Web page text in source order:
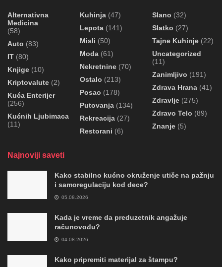
Alternativna
Medicina
(58)
Auto (83)
IT (80)
Knjige (10)
Kriptovalute (2)
Kuća Enterijer
(256)
Kućnih Ljubimaca
(11)
Kuhinja (47)
Lepota (141)
Misli (50)
Moda (61)
Nekretnine (70)
Ostalo (213)
Posao (178)
Putovanja (134)
Rekreacija (27)
Restorani (6)
Slano (32)
Slatko (27)
Tajne Kuhinje (22)
Uncategorized
(11)
Zanimljivo (191)
Zdrava Hrana (41)
Zdravlje (275)
Zdravo Telo (89)
Znanje (5)
Najnoviji saveti
Kako stabilno kućno okruženje utiče na pažnju
i samoregulaciju kod dece?
05.08.2026
Kada je vreme da preduzetnik angažuje
računovođu?
04.08.2026
Kako pripremiti materijal za štampu?